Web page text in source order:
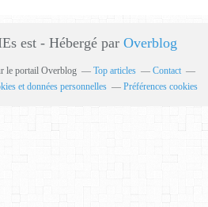
est - Hébergé par Overblog
le portail Overblog Top articles
Contact
et données personnelles Préférences cookies